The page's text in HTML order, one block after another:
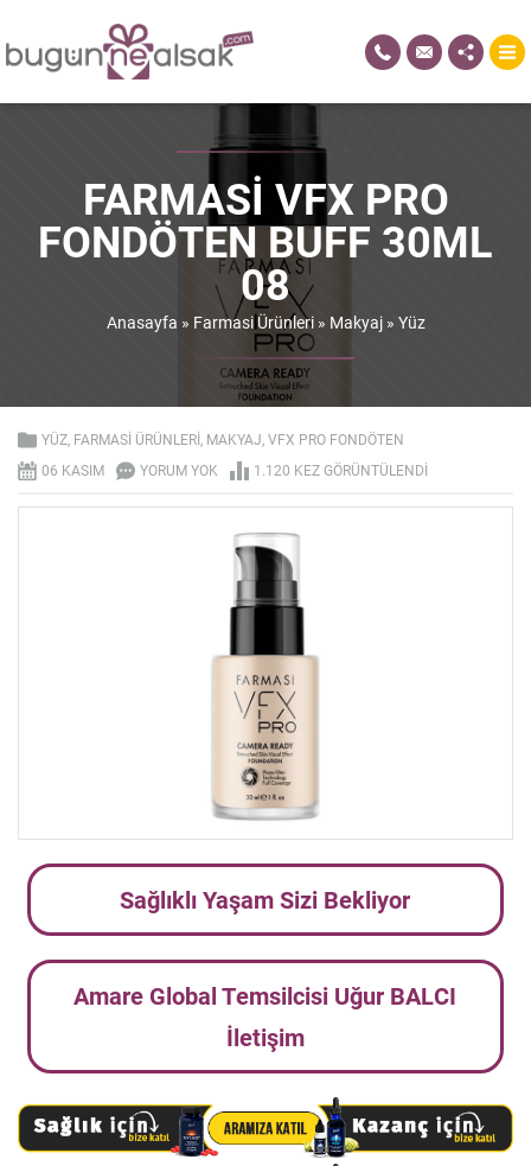
FARMASI VFX PRO
FONDÖTEN BUFF 30ML
08
Anasayfa » Farmasi Ürünleri» Makyaj» Yüz
YÜZ FARMASI ÜRÜNLERI MAKYAJ VFX PRO FONDÖTEN
06 KASIM
YORUM YOK 1.120 KEZ GÖRÜNTÜLENDI
Sağlıklı Yaşam Sizi Bekliyor
Amare Global Temsilcisi Uğur BALCI
İletişim